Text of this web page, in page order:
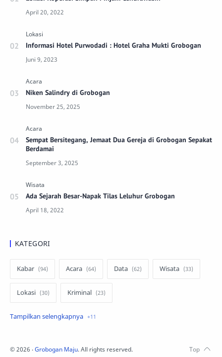
Informasi Hotel Purwodadi : Hotel Graha Mukti Grobogan
Niken Salindry di Grobogan
Sempat Bersitegang, Jemaat Dua Gereja di Grobogan Sepakat
Berdamai
Ada Sejarah Besar-Napak Tilas Leluhur Grobogan
KATEGORI
Kabar Acara Data Wisata
Lokasi Kriminal
Peristiwa Kuliner
©2026 ‧Grobogan Maju. All rights reserved.